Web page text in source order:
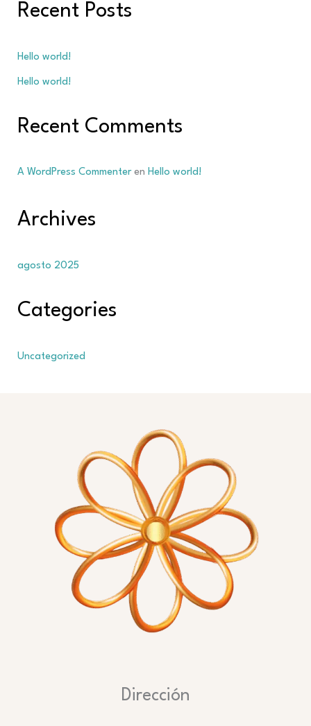
Recent Posts
Hello world!
Hello world!
Recent Comments
A WordPress Commenteren Hello world!
Archives
agosto 2025
Categories
Uncategorized
Dirección